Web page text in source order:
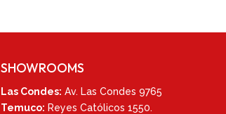
SHOWROOMS
Las Condes: Av. Las Condes 9765
Temuco: Reyes Católicos 1550.